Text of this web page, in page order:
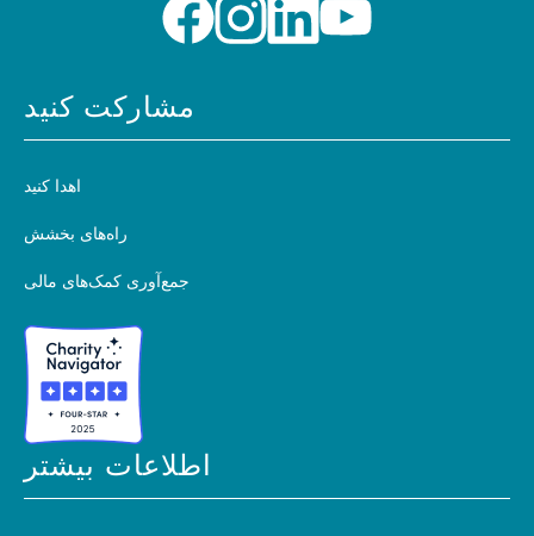
مشارکت کنید
اهدا کنید
راه‌های بخشش
جمع‌آوری کمک‌های مالی
اطلاعات بیشتر